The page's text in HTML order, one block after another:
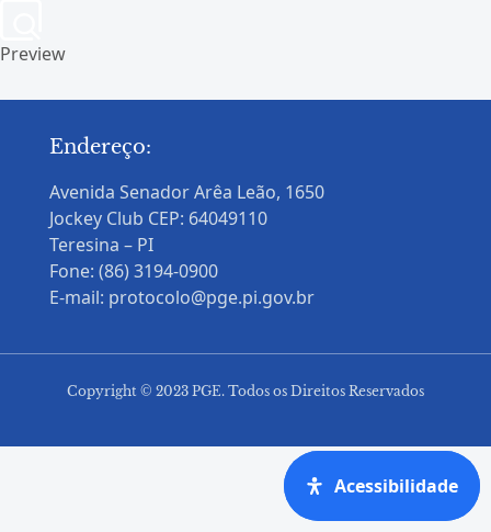
Preview
Endereço:
Avenida Senador Arêa Leão, 1650
Jockey Club CEP: 64049110
Teresina – PI
Fone: (86) 3194-0900
E-mail: protocolo@pge.pi.gov.br
Copyright © 2023 PGE. Todos os Direitos Reservados
Acessibilidade
Acessibilidade